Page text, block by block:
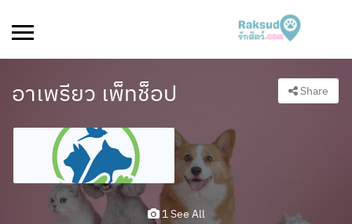
อาเพรียว เพ็ทช็อป Share
1 See All